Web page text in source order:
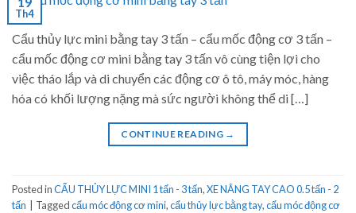
Th4
Cẩu thủy lực mini bằng tay 3 tấn – cẩu mốc động cơ 3 tấn –
cẩu mốc động cơ mini bằng tay 3 tấn vô cùng tiện lợi cho
việc tháo lắp và di chuyển các động cơ ô tô, máy móc, hàng
hóa có khối lượng nặng mà sức người không thể di […]
CONTINUE READING →
Posted inCẨU THỦY LỰC MINI 1 tấn - 3 tấn,XE NÂNG TAY CAO 0.5 tấn - 2
tấn
Taggedcẩu móc động cơ mini,cẩu thủy lực bằng tay,cẩu móc động cơ